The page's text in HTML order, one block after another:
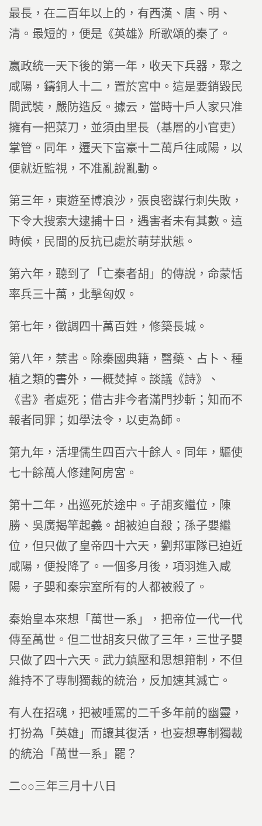
最長，在二百年以上的，有西漢、唐、明、
清。最短的，便是《英雄》所歌頌的秦了。
嬴政統一天下後的第一年，收天下兵器，聚之
咸陽，鑄銅人十二，置於宮中。這是要銷毀民
間武裝，嚴防造反。據云，當時十戶人家只准
擁有一把菜刀，並須由里長（基層的小官吏）
掌管。同年，遷天下富豪十二萬戶往咸陽，以
便就近監視，不准亂說亂動。
第三年，東遊至博浪沙，張良密謀行刺失敗，
下令大搜索大逮捕十日，遇害者未有其數。這
時候，民間的反抗已處於萌芽狀態。
第六年，聽到了「亡秦者胡」的傳說，命蒙恬
率兵三十萬，北擊匈奴。
第七年，徵調四十萬百姓，修築長城。
第八年，禁書。除秦國典籍，醫藥、占卜、種
植之類的書外，一概焚掉。談議《詩》、
《書》者處死；借古非今者滿門抄斬；知而不
報者同罪；如學法令，以吏為師。
第九年，活埋儒生四百六十餘人。同年，驅使
七十餘萬人修建阿房宮。
第十二年，出巡死於途中。子胡亥繼位，陳
勝、吳廣揭竿起義。胡被迫自殺；孫子嬰繼
位，但只做了皇帝四十六天，劉邦軍隊已迫近
咸陽，便投降了。一個多月後，項羽進入咸
陽，子嬰和秦宗室所有的人都被殺了。
秦始皇本來想「萬世一系」，把帝位一代一代
傳至萬世。但二世胡亥只做了三年，三世子嬰
只做了四十六天。武力鎮壓和思想箝制，不但
維持不了專制獨裁的統治，反加速其滅亡。
有人在招魂，把被唾罵的二千多年前的幽靈，
打扮為「英雄」而讓其復活，也妄想專制獨裁
的統治「萬世一系」罷？
二○○三年三月十八日